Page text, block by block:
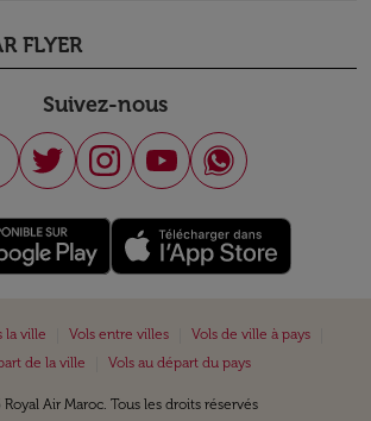
FLYER
Suivez-nous
la ville Vols entre villes Vols de ville à pays
de la ville
Vols au départ du pays
Air Maroc. Tous les droits réservés